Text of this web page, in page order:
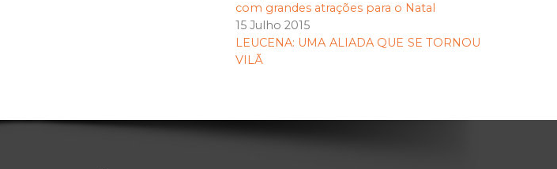
com grandes atrações para o Natal
15 Julho 2015
LEUCENA: UMA ALIADA QUE SE TORNOU
VILÃ